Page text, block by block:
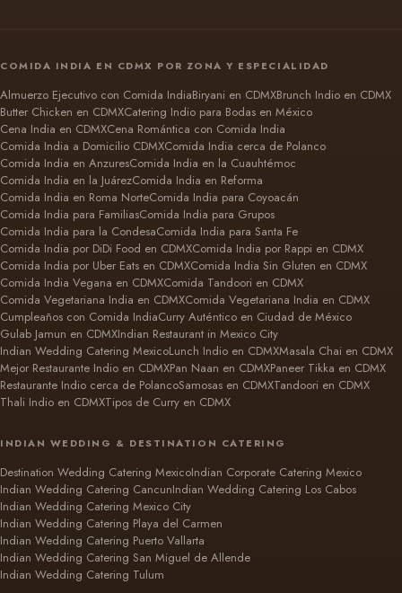
COMIDA INDIA EN CDMX POR ZONA Y ESPECIALIDAD
Almuerzo Ejecutivo con Comida IndiaBiryani en CDMXBrunch Indio en CDMX
Butter Chicken en CDMXCatering Indio para Bodas en México
Cena India en CDMXCena Romántica con Comida India
Comida India a Domicilio CDMXComida India cerca de Polanco
Comida India en AnzuresComida India en la Cuauhtémoc
Comida India en la JuárezComida India en Reforma
Comida India en Roma NorteComida India para Coyoacán
Comida India para FamiliasComida India para Grupos
Comida India para la CondesaComida India para Santa Fe
Comida India por DiDi Food en CDMXComida India por Rappi en CDMX
Comida India por Uber Eats en CDMXComida India Sin Gluten en CDMX
Comida India Vegana en CDMXComida Tandoori en CDMX
Comida Vegetariana India en CDMXComida Vegetariana India en CDMX
Cumpleaños con Comida IndiaCurry Auténtico en Ciudad de México
Gulab Jamun en CDMXIndian Restaurant in Mexico City
Indian Wedding Catering MexicoLunch Indio en CDMXMasala Chai en CDMX
Mejor Restaurante Indio en CDMXPan Naan en CDMXPaneer Tikka en CDMX
Restaurante Indio cerca de PolancoSamosas en CDMXTandoori en CDMX
Thali Indio en CDMXTipos de Curry en CDMX
INDIAN WEDDING & DESTINATION CATERING
Destination Wedding Catering MexicoIndian Corporate Catering Mexico
Indian Wedding Catering CancunIndian Wedding Catering Los Cabos
Indian Wedding Catering Mexico City
Indian Wedding Catering Playa del Carmen
Indian Wedding Catering Puerto Vallarta
Indian Wedding Catering San Miguel de Allende
Indian Wedding Catering Tulum